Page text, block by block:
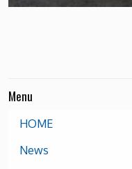
Menu
HOME
News